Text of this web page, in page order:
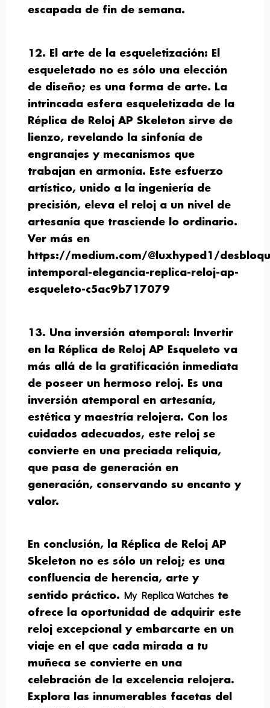
escapada de fin de semana.
12. El arte de la esqueletización: El
esqueletado no es sólo una elección
de diseño; es una forma de arte. La
intrincada esfera esqueletizada de la
Réplica de Reloj AP Skeleton sirve de
lienzo, revelando la sinfonía de
engranajes y mecanismos que
trabajan en armonía. Este esfuerzo
artístico, unido a la ingeniería de
precisión, eleva el reloj a un nivel de
artesanía que trasciende lo ordinario.
Ver más en
https://medium.com/@luxhyped1/
intemporal-elegancia-replica-reloj-ap-
esqueleto-c5ac9b717079
13. Una inversión atemporal: Invertir
en la Réplica de Reloj AP Esqueleto va
más allá de la gratificación inmediata
de poseer un hermoso reloj. Es una
inversión atemporal en artesanía,
estética y maestría relojera. Con los
cuidados adecuados, este reloj se
convierte en una preciada reliquia,
que pasa de generación en
generación, conservando su encanto y
valor.
En conclusión, la Réplica de Reloj AP
Skeleton no es sólo un reloj; es una
confluencia de herencia, arte y
sentido práctico. My Replica Watches te
ofrece la oportunidad de adquirir este
reloj excepcional y embarcarte en un
viaje en el que cada mirada a tu
muñeca se convierte en una
celebración de la excelencia relojera.
Explora las innumerables facetas del